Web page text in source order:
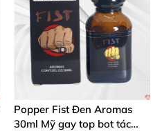
Popper Fist Đen Aromas
30ml Mỹ gay top bot tác